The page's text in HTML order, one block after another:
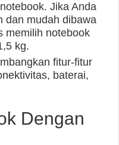
Jika Anda
dan mudah dibawa
memilih notebook
kg.
fitur-fitur
baterai,
Dengan